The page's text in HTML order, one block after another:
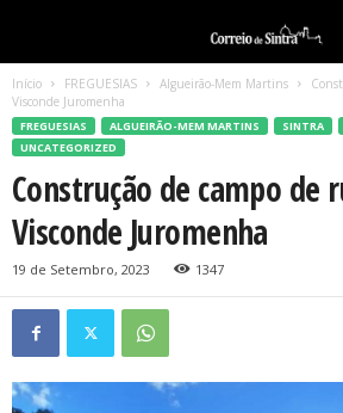
Início FREGUESIAS Algueirão-Mem Martins
Visconde Juromenha
FREGUESIAS ALGUEIRÃO-MEM MARTINS SINTRA
UNCATEGORIZED
Construção de campo de
Visconde Juromenha
19 de Setembro, 2023 1347